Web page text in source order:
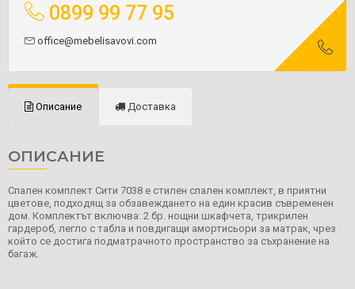
0899 99 77 95
office@mebelisavovi.com
Описание Доставка
ОПИСАНИЕ
Спален комплект Сити 7038 е стилен спален комплект, в приятни
цветове, подходящ за обзавеждането на един красив съвременен
дом. Комплектът включва: 2 бр. нощни шкафчета, трикрилен
гардероб, легло с табла и повдигащи амортисьори за матрак, чрез
който се достига подматрачното пространство за съхранение на
багаж.